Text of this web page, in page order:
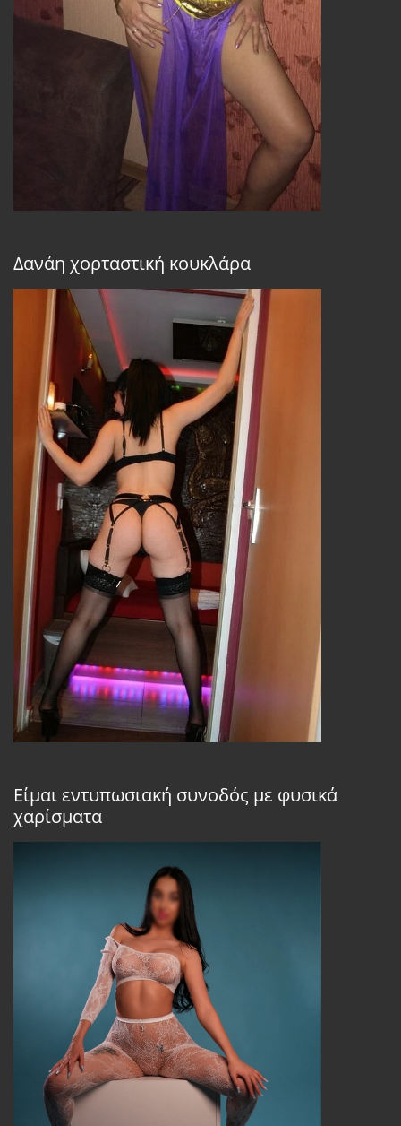
Δανάη χορταστική κουκλάρα
Είμαι εντυπωσιακή συνοδός με φυσικά
χαρίσματα